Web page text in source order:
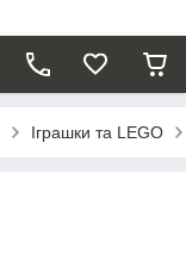
Іграшки та LEGO